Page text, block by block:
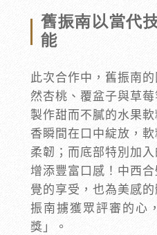
舊振南以當代
能
此次合作中，舊振南
然杏桃、覆盆子與草
製作甜而不膩的水果
香瞬間在口中綻放，
柔韌；而底部特別加
增添豐富口感！中西
覺的享受，也為美感
振南擄獲眾評審的心
獎」。